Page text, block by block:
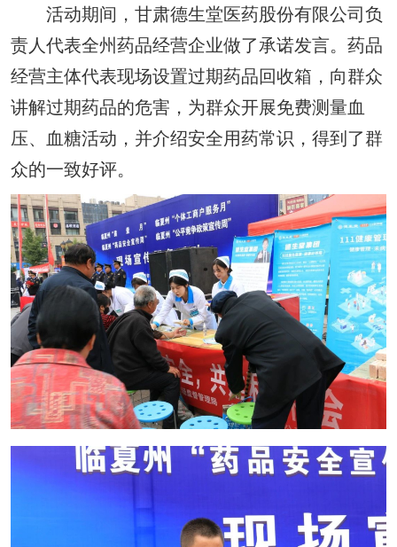
活动期间，甘肃德生堂医药股份有限公司负
责人代表全州药品经营企业做了承诺发言。药品
经营主体代表现场设置过期药品回收箱，向群众
讲解过期药品的危害，为群众开展免费测量血
压、血糖活动，并介绍安全用药常识，得到了群
众的一致好评。